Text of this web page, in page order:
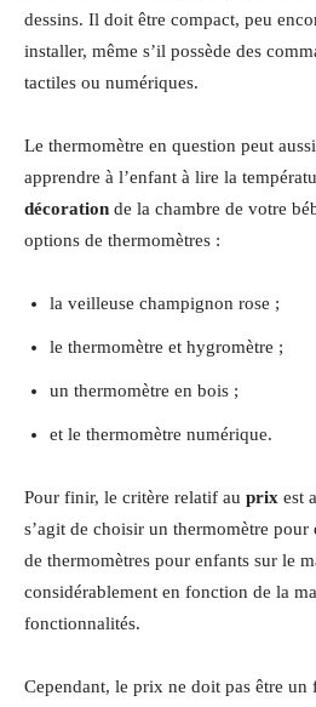
dessins. Il doit être compact, peu
installer, même s’il possède des
tactiles ou numériques.
Le thermomètre en question peut
apprendre à l’enfant à lire la
décoration de la chambre de votre
options de thermomètres :
la veilleuse champignon rose ;
le thermomètre et hygromètre ;
un thermomètre en bois ;
et le thermomètre numérique.
Pour finir, le critère relatif au prix est
s’agit de choisir un thermomètre
de thermomètres pour enfants sur le
considérablement en fonction de la
fonctionnalités.
Cependant, le prix ne doit pas être un